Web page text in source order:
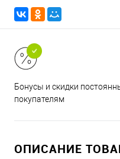
Бонусы и скидки
покупателям
ОПИСАНИЕ